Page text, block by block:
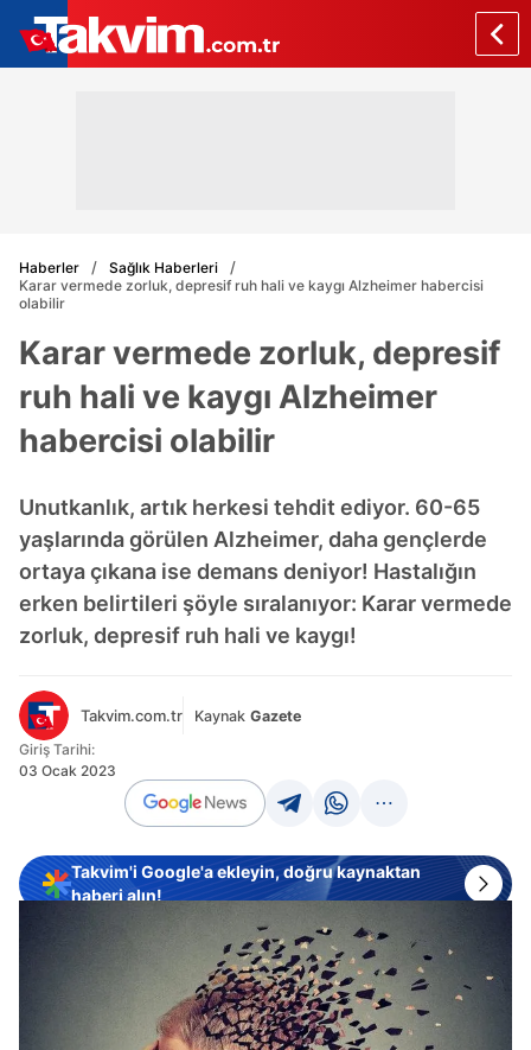
Haberler
Sağlık Haberleri
Karar vermede zorluk, depresif ruh hali ve kaygı Alzheimer habercisi
olabilir
Karar vermede zorluk, depresif
ruh hali ve kaygı Alzheimer
habercisi olabilir
Unutkanlık, artık herkesi tehdit ediyor. 60-65
yaşlarında görülen Alzheimer, daha gençlerde
ortaya çıkana ise demans deniyor! Hastalığın
erken belirtileri şöyle sıralanıyor: Karar vermede
zorluk, depresif ruh hali ve kaygı!
Takvim.com.tr Kaynak Gazete
Giriş Tarihi:
03 Ocak 2023
Takvim'i Google'a ekleyin, doğru kaynaktan
haberi alın!